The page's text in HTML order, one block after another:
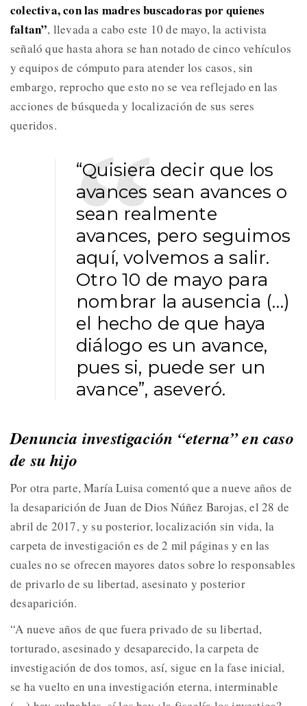
colectiva, con las madres buscadoras por quienes
faltan”, llevada a cabo este 10 de mayo, la activista
señaló que hasta ahora se han notado de cinco vehículos
y equipos de cómputo para atender los casos, sin
embargo, reprocho que esto no se vea reflejado en las
acciones de búsqueda y localización de sus seres
queridos.
“Quisiera decir que los
avances sean avances o
sean realmente
avances, pero seguimos
aquí, volvemos a salir.
Otro 10 de mayo para
nombrar la ausencia (…)
el hecho de que haya
diálogo es un avance,
pues si, puede ser un
avance”, aseveró.
Denuncia investigación “eterna” en caso
de su hijo
Por otra parte, María Luisa comentó que a nueve años de
la desaparición de Juan de Dios Núñez Barojas, el 28 de
abril de 2017, y su posterior, localización sin vida, la
carpeta de investigación es de 2 mil páginas y en las
cuales no se ofrecen mayores datos sobre lo responsables
de privarlo de su libertad, asesinato y posterior
desaparición.
“A nueve años de que fuera privado de su libertad,
torturado, asesinado y desaparecido, la carpeta de
investigación de dos tomos, así, sigue en la fase inicial,
se ha vuelto en una investigación eterna, interminable